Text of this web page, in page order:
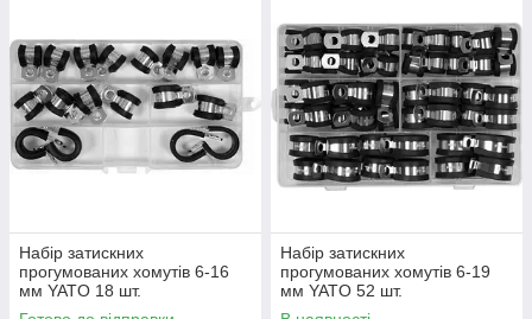
Набір затискних
прогумованих хомутів 6-16
мм YATO 18 шт.
Набір затискних
прогумованих хомутів 6-19
мм YATO 52 шт.